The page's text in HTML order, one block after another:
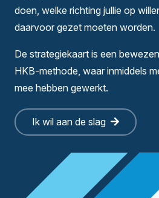
doen, welke richting jullie op
daarvoor gezet moeten worden.
De strategiekaart is een
HKB-methode, waar inmiddels
mee hebben gewerkt.
Ik wil aan de slag